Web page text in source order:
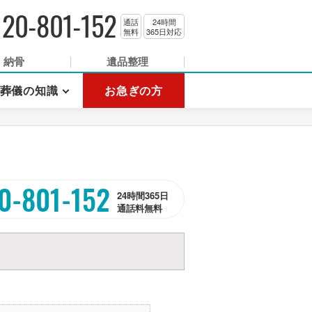
801-152
通話
無料
24時間
365日対応
納骨 遺品整理
葬儀の知識 お急ぎの方
801-152 24時間365日
通話料無料